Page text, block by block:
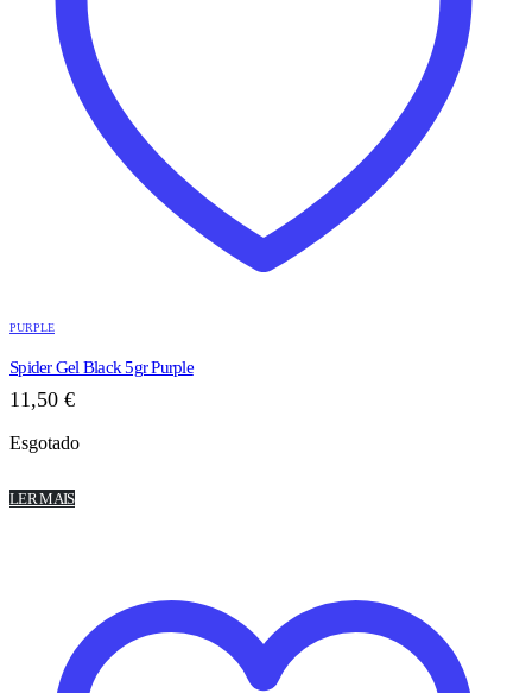
PURPLE
Spider Gel Black 5gr Purple
11,50 €
Esgotado
LER MAIS